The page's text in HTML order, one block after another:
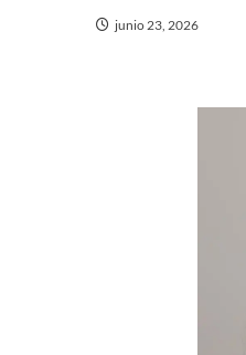
junio 23, 2026